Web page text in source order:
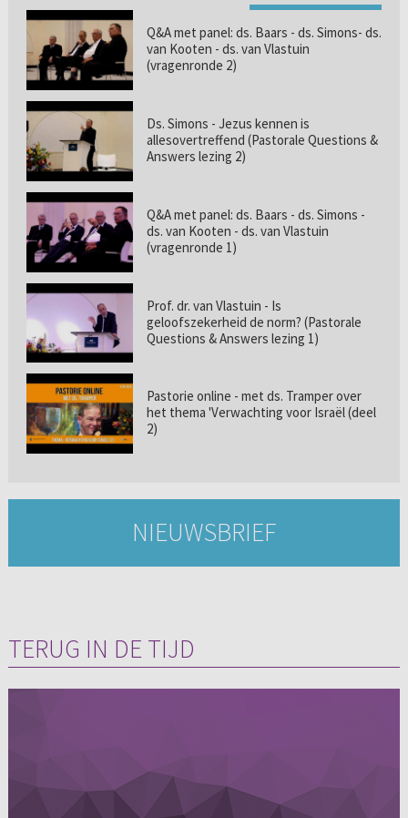
Q&A met panel: ds. Baars - ds. Simons- ds.
van Kooten - ds. van Vlastuin
(vragenronde 2)
Ds. Simons - Jezus kennen is
allesovertreffend (Pastorale Questions &
Answers lezing 2)
Q&A met panel: ds. Baars - ds. Simons -
ds. van Kooten - ds. van Vlastuin
(vragenronde 1)
Prof. dr. van Vlastuin - Is
geloofszekerheid de norm? (Pastorale
Questions & Answers lezing 1)
Pastorie online - met ds. Tramper over
het thema 'Verwachting voor Israël (deel
2)
NIEUWSBRIEF
TERUG IN DE TIJD